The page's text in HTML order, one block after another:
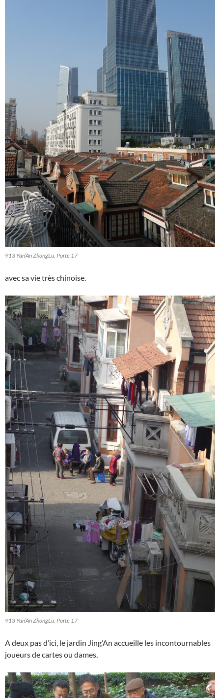
913 Yan’An ZhongLu, Porte 17
avec sa vie très chinoise.
913 Yan’An ZhongLu, Porte 17
A deux pas d’ici, le jardin Jing’An accueille les incontournables
joueurs de cartes ou dames,